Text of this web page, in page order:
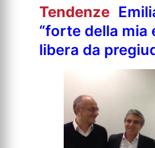
Tendenze
“forte della mia
libera da